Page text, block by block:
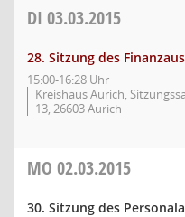
DI 03.03.2015
28. Sitzung des
15:00-16:28 Uhr
Kreishaus Aurich,
13, 26603 Aurich
MO 02.03.2015
30. Sitzung des